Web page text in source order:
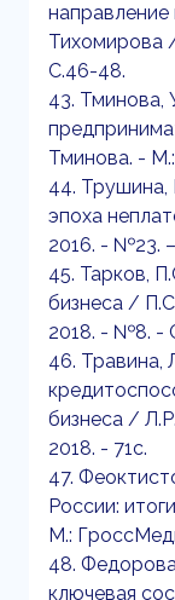
Тихомирова
С.46-48.
43. Тминова,
Тминова. -
44. Трушина,
эпоха
2016. - №23.
45. Тарков,
бизнеса /
2018. - №8. -
46. Травина,
бизнеса /
2018. - 71с.
47.
России:
М.:
48.
ключевая